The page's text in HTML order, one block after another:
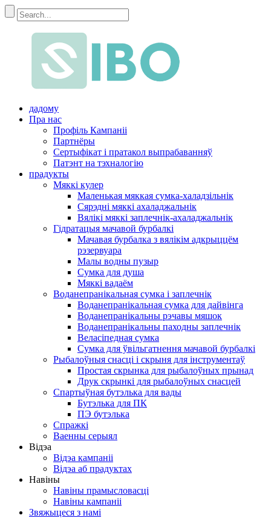
дадому
Пра нас
Профіль Кампаніі
Партнёры
Сертыфікат і пратакол выпрабаванняў
Патэнт на тэхналогію
прадукты
Мяккі кулер
Маленькая мяккая сумка-халадзільнік
Сярэдні мяккі ахаладжальнік
Вялікі мяккі заплечнік-ахаладжальнік
Гідратацыя мачавой бурбалкі
Мачавая бурбалка з вялікім адкрыццём
рэзервуара
Малы водны пузыр
Сумка для душа
Мяккі вадаём
Воданепранікальная сумка і заплечнік
Воданепранікальная сумка для дайвінга
Воданепранікальны рэчавы мяшок
Воданепранікальны паходны заплечнік
Веласіпедная сумка
Сумка для ўвільгатнення мачавой бурбалкі
Рыбалоўныя снасці і скрыня для інструментаў
Простая скрынка для рыбалоўных прынад
Друк скрынкі для рыбалоўных снасцей
Спартыўная бутэлька для вады
Бутэлька для ПК
ПЭ бутэлька
Спражкі
Ваенны серыял
Відэа
Відэа кампаніі
Відэа аб прадуктах
Навіны
Навіны прамысловасці
Навіны кампаніі
Звяжыцеся з намі